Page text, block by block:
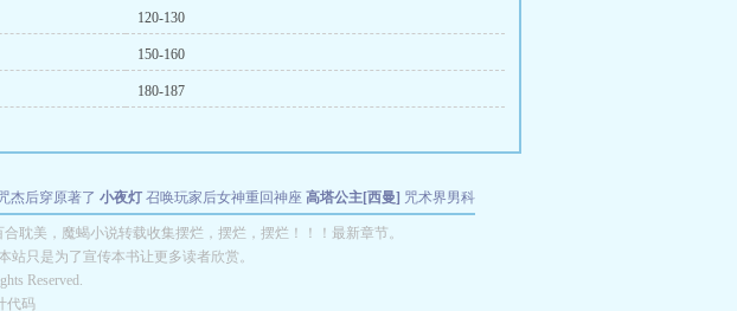
120-130
150-160
180-187
杰后穿原著了 小夜灯 召唤玩家后女神重回神座 高塔公主[西曼] 咒术界男科
耽美，魔蝎小说转载收集摆烂，摆烂，摆烂！！！最新章节。
只是为了宣传本书让更多读者欣赏。
Reserved.
代码